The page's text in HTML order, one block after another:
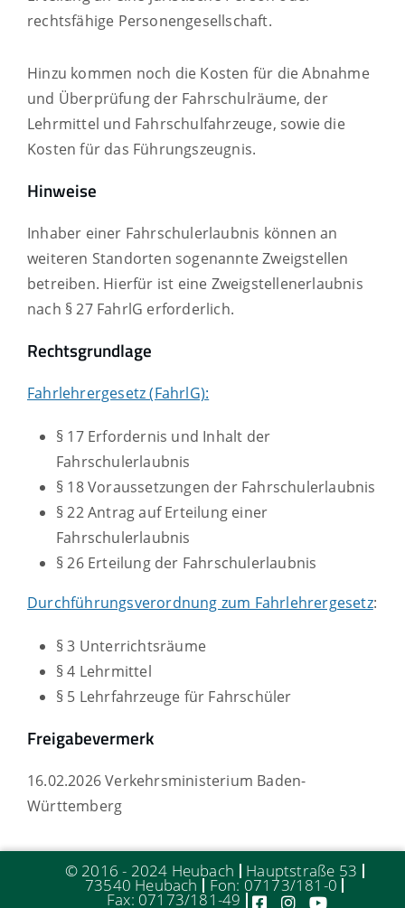
rechtsfähige Personengesellschaft.
Hinzu kommen noch die Kosten für die Abnahme
und Überprüfung der Fahrschulräume, der
Lehrmittel und Fahrschulfahrzeuge, sowie die
Kosten für das Führungszeugnis.
Hinweise
Inhaber einer Fahrschulerlaubnis können an
weiteren Standorten sogenannte Zweigstellen
betreiben. Hierfür ist eine Zweigstellenerlaubnis
nach § 27 FahrlG erforderlich.
Rechtsgrundlage
Fahrlehrergesetz (FahrlG):
§ 17 Erfordernis und Inhalt der
Fahrschulerlaubnis
§ 18 Voraussetzungen der Fahrschulerlaubnis
§ 22 Antrag auf Erteilung einer
Fahrschulerlaubnis
§ 26 Erteilung der Fahrschulerlaubnis
Durchführungsverordnung zum Fahrlehrergesetz:
§ 3 Unterrichtsräume
§ 4 Lehrmittel
§ 5 Lehrfahrzeuge für Fahrschüler
Freigabevermerk
16.02.2026 Verkehrsministerium Baden-
Württemberg
© 2016 - 2024 Heubach Hauptstraße 53
73540 Heubach Fon: 07173/181-0
Fax: 07173/181-49